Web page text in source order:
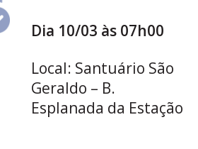
Dia 10/03 às 07h00
Local: Santuário São
Geraldo – B.
Esplanada da Estação